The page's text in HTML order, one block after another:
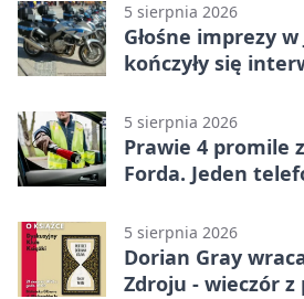
5 sierpnia 2026
Głośne imprezy
kończyły się
5 sierpnia 2026
Prawie 4 promile
Forda. Jeden
5 sierpnia 2026
Dorian Gray
Zdroju - wieczór z